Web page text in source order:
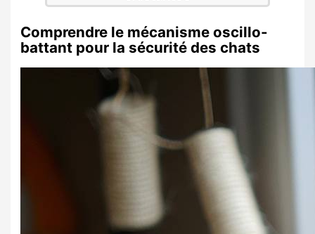
Comprendre le mécanisme oscillo-
battant pour la sécurité des chats